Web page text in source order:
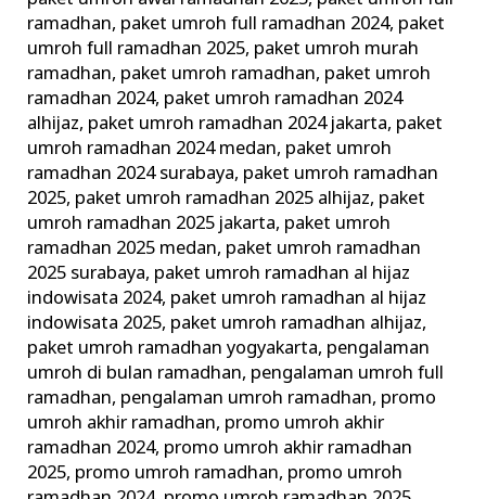
ramadhan, paket umroh full ramadhan 2024, paket
umroh full ramadhan 2025, paket umroh murah
ramadhan, paket umroh ramadhan, paket umroh
ramadhan 2024, paket umroh ramadhan 2024
alhijaz, paket umroh ramadhan 2024 jakarta, paket
umroh ramadhan 2024 medan, paket umroh
ramadhan 2024 surabaya, paket umroh ramadhan
2025, paket umroh ramadhan 2025 alhijaz, paket
umroh ramadhan 2025 jakarta, paket umroh
ramadhan 2025 medan, paket umroh ramadhan
2025 surabaya, paket umroh ramadhan al hijaz
indowisata 2024, paket umroh ramadhan al hijaz
indowisata 2025, paket umroh ramadhan alhijaz,
paket umroh ramadhan yogyakarta, pengalaman
umroh di bulan ramadhan, pengalaman umroh full
ramadhan, pengalaman umroh ramadhan, promo
umroh akhir ramadhan, promo umroh akhir
ramadhan 2024, promo umroh akhir ramadhan
2025, promo umroh ramadhan, promo umroh